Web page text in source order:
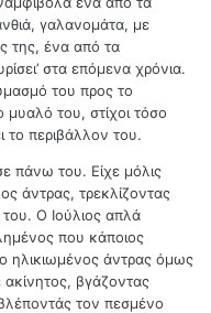
γαλανομάτα, με
της, ένα από τα
στα επόμενα χρόνια.
του προς το
του, στίχοι τόσο
το περιβάλλον του.
πάνω του. Είχε μόλις
άντρας, τρεκλίζοντας
Ο Ιούλιος απλά
που κάποιος
ηλικιωμένος άντρας όμως
βγάζοντας
τον πεσμένο